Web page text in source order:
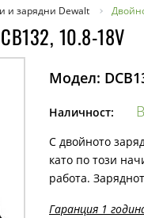
и зарядни Dewalt
10.8-18V
Модел:
Наличност:
С двойното
като по този
работа.
Гаранция 1